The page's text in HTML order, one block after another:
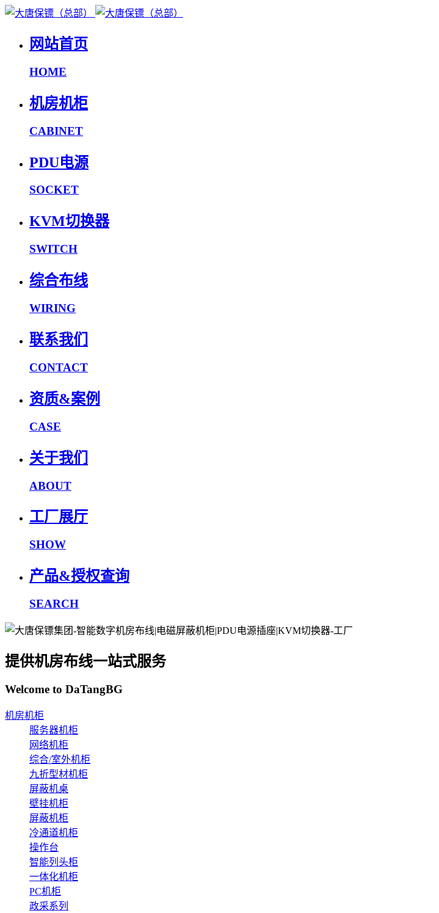
网站首页
HOME
机房机柜
CABINET
PDU电源
SOCKET
KVM切换器
SWITCH
综合布线
WIRING
联系我们
CONTACT
资质&案例
CASE
关于我们
ABOUT
工厂展厅
SHOW
产品&授权查询
SEARCH
提供机房布线一站式服务
Welcome to DaTangBG
机房机柜
服务器机柜
网络机柜
综合/室外机柜
九折型材机柜
屏蔽机桌
壁挂机柜
屏蔽机柜
冷通道机柜
操作台
智能列头柜
一体化机柜
PC机柜
政采系列